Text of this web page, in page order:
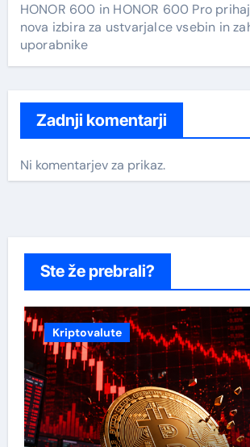
HONOR 600 in HONOR 600 Pro
nova izbira za ustvarjalce vsebin in
uporabnike
Zadnji komentarji
Ni komentarjev za prikaz.
Ste že prebrali?
Kriptovalute